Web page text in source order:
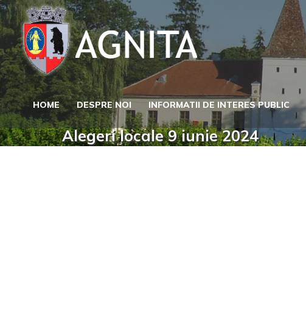
Skip
to
content
HOME DESPRE NOI INFORMATII DE INTERES PUBLIC
Alegeri locale 9 iunie 2024